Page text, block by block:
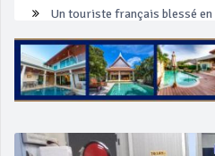
Phuket Peranakan Festival
‘Phuket Eye’ assurera la
Campagne de sécurité